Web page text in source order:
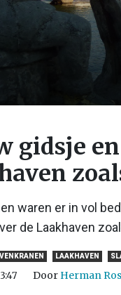
gidsje
waren er in vol
de Laakhaven
LAAKHAVEN
Door Herman